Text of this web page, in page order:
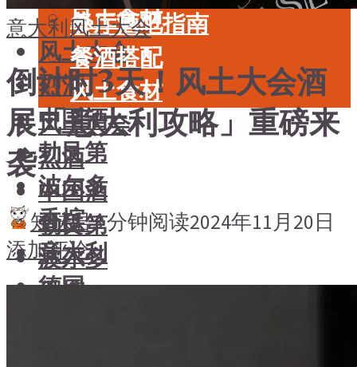
风土食材
风土大会
烈酒
中国酒
勃艮第
波尔多
香槟
意大利
德国
餐厅酒吧指南
餐酒搭配
风土食材
风土大会
烈酒
中国酒
勃艮第
波尔多
香槟
意大利风土大会
倒计时3天！风土大会酒
展「意大利攻略」重磅来
袭
知味君3 分钟阅读2024年11月20日
添加评论